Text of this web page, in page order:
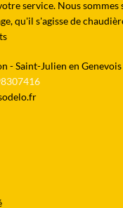
service. Nous sommes
qu'il s'agisse de
- Saint-Julien en Genevois